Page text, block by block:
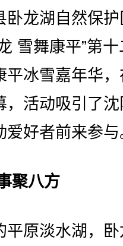
卧龙湖自然保
雪舞康平”第
平冰雪嘉年华
，活动吸引了
爱好者前来参与
聚八方
原淡水湖，卧